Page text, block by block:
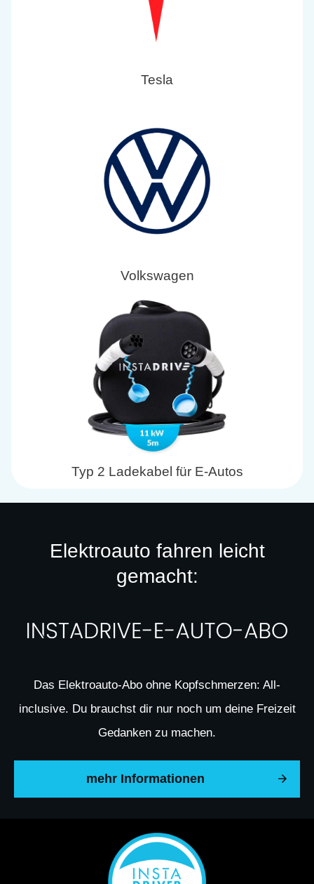
Tesla
Volkswagen
Typ 2 Ladekabel für E-Autos
Elektroauto fahren leicht
gemacht:
Das Elektroauto-Abo ohne Kopfschmerzen: All-
inclusive. Du brauchst dir nur noch um deine Freizeit
Gedanken zu machen.
mehr Informationen